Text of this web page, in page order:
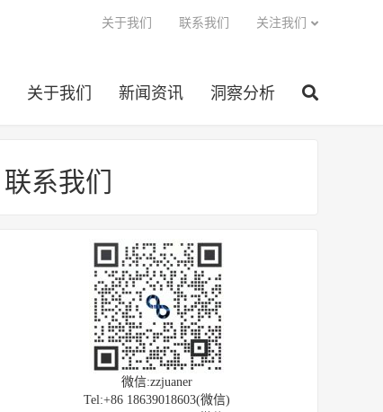
关于我们 新闻资讯 洞察分析
关于我们 联系我们 关注我们
联系我们
微信:zzjuaner
Tel:+86 18639018603(微信)